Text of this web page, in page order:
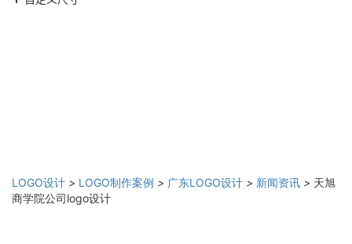
LOGO设计 > LOGO制作案例 > 广东LOGO设计 > 新闻资讯 > 天旭
商学院公司logo设计